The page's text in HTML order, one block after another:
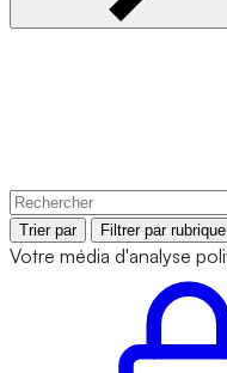
Trier par Filtrer par rubrique
Votre média d'analyse